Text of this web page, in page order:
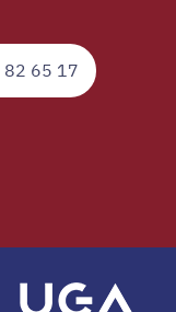
82 65 17